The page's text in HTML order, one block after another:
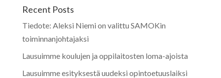
Recent Posts
Tiedote: Aleksi Niemi on valittu SAMOKin
toiminnanjohtajaksi
Lausuimme koulujen ja oppilaitosten loma-ajoista
Lausuimme esityksestä uudeksi opintoetuuslaiksi